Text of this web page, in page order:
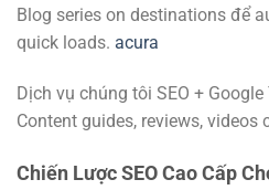
Blog series on destinations để
quick loads. acura
Dịch vụ chúng tôi SEO +
Content guides, reviews, videos
Chiến Lược SEO Cao Cấp